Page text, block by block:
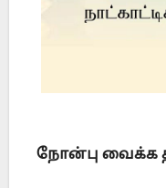
நோன்பு வைக்க